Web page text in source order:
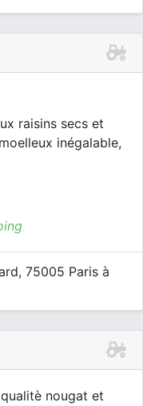
raisins secs et
inégalable,
75005 Paris à
nougat et